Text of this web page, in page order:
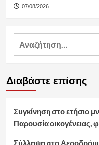
07/08/2026
Αναζήτηση
Διαβάστε επίσης
Συγκίνηση στο ετήσιο
Παρουσία οικογένειας,
Σύλληψη στο